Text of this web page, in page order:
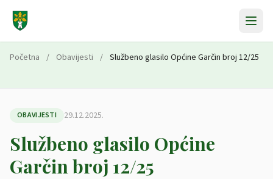
Početna / Obavijesti / Službeno glasilo Općine Garčin broj 12/25
OBAVIJESTI 29.12.2025.
Službeno glasilo Općine
Garčin broj 12/25